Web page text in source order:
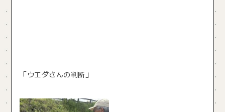
「ウエダさんの判断」